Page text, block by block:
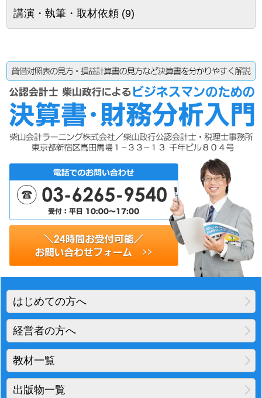
講演・執筆・取材依頼(9)
はじめての方へ
経営者の方へ
教材一覧
出版物一覧